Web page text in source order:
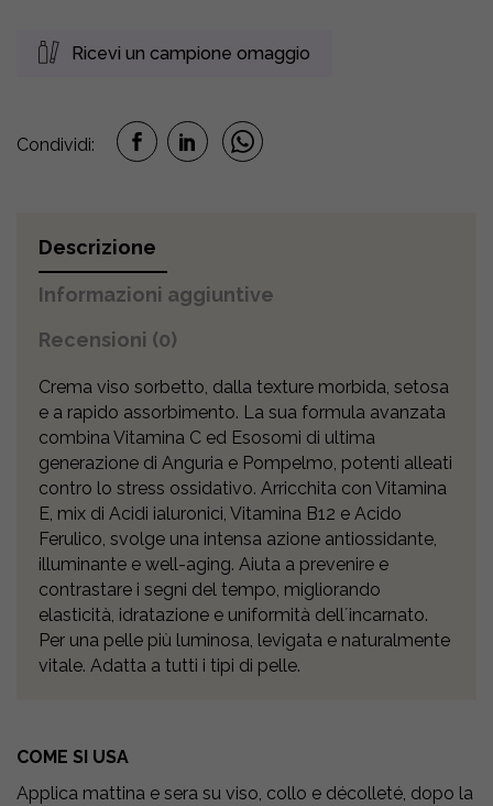
Ricevi un campione omaggio
Condividi:
Descrizione
Informazioni aggiuntive
Recensioni (0)
Crema viso sorbetto, dalla texture morbida, setosa
e a rapido assorbimento. La sua formula avanzata
combina Vitamina C ed Esosomi di ultima
generazione di Anguria e Pompelmo, potenti alleati
contro lo stress ossidativo. Arricchita con Vitamina
E, mix di Acidi ialuronici, Vitamina B12 e Acido
Ferulico, svolge una intensa azione antiossidante,
illuminante e well-aging. Aiuta a prevenire e
contrastare i segni del tempo, migliorando
elasticità, idratazione e uniformità dellʼincarnato.
Per una pelle più luminosa, levigata e naturalmente
vitale. Adatta a tutti i tipi di pelle.
COME SI USA
Applica mattina e sera su viso, collo e décolleté, dopo la